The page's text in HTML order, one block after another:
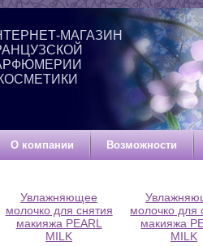
МАГАЗИН
О компании Возможности
Увлажняющее
молочко для снятия
макияжа PEARL
MILK
молочко для
макияжа
MILK